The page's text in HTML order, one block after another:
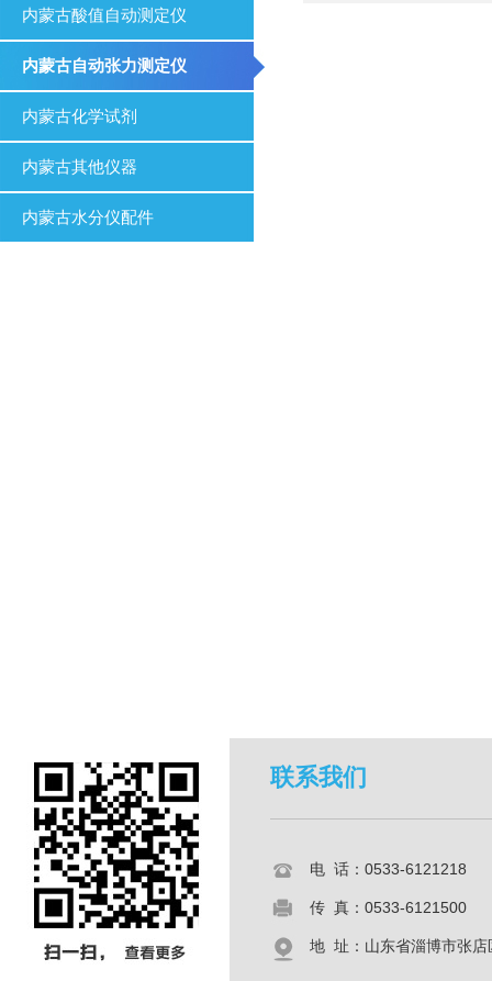
内蒙古酸值自动测定仪
内蒙古自动张力测定仪
内蒙古化学试剂
内蒙古其他仪器
内蒙古水分仪配件
联系我们
电 话：0533-6121218
传 真：0533-6121500
地 址：山东省淄博市张